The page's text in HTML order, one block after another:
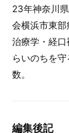
23年神奈川
会横浜市東
治療学・経
らいのちを守
数。
編集後記